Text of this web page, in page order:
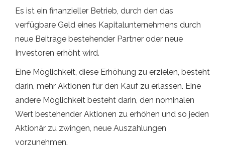
Es ist ein finanzieller Betrieb, durch den das
verfügbare Geld eines Kapitalunternehmens durch
neue Beiträge bestehender Partner oder neue
Investoren erhöht wird.
Eine Möglichkeit, diese Erhöhung zu erzielen, besteht
darin, mehr Aktionen für den Kauf zu erlassen. Eine
andere Möglichkeit besteht darin, den nominalen
Wert bestehender Aktionen zu erhöhen und so jeden
Aktionär zu zwingen, neue Auszahlungen
vorzunehmen.